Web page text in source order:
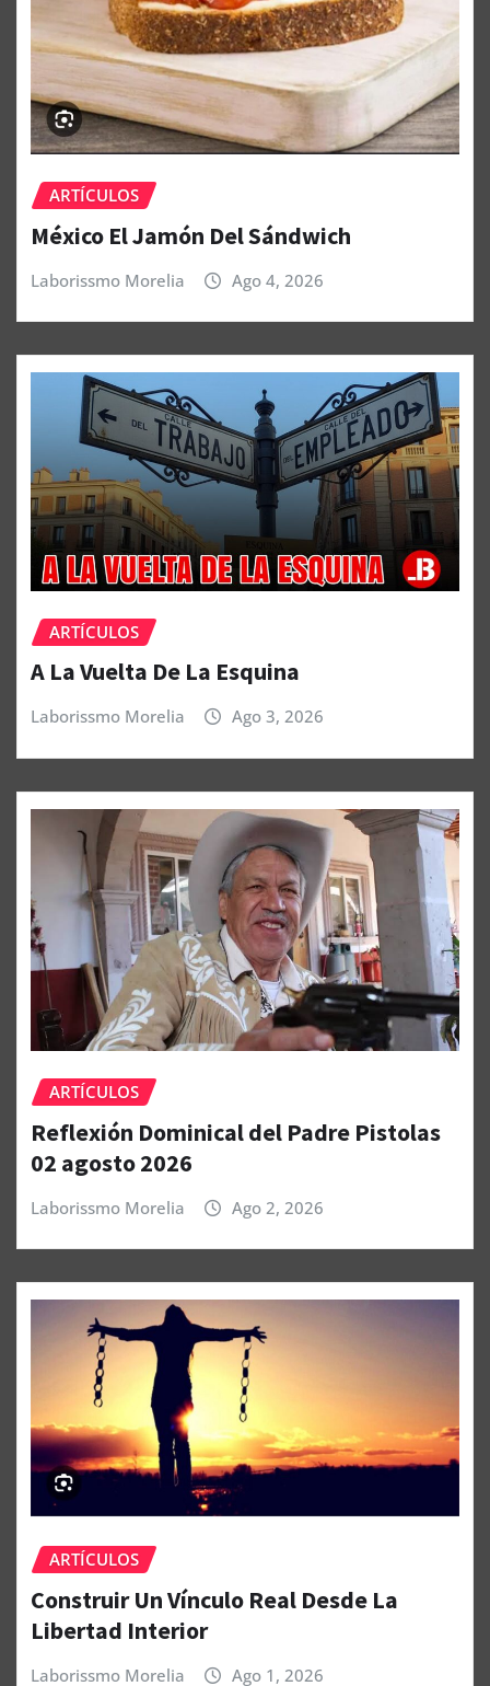
ARTÍCULOS
México El Jamón Del Sándwich
Laborissmo Morelia Ago 4, 2026
ARTÍCULOS
A La Vuelta De La Esquina
Laborissmo Morelia Ago 3, 2026
ARTÍCULOS
Reflexión Dominical del Padre Pistolas
02 agosto 2026
Laborissmo Morelia Ago 2, 2026
ARTÍCULOS
Construir Un Vínculo Real Desde La
Libertad Interior
Laborissmo Morelia Ago 1, 2026